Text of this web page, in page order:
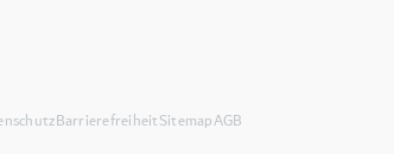
Kontakt & AnreiseKarriere
BarrierefreiheitSitemapAGB